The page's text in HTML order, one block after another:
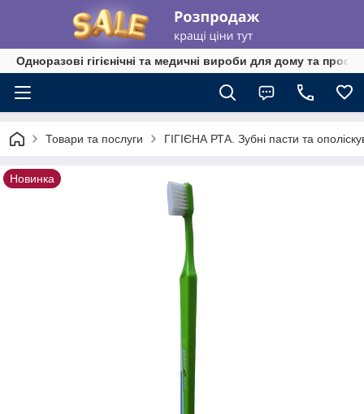
Одноразові гігієнічні та медичні вироби для дому та
Товари та послуги ГІГІЄНА РТА. Зубні пасти та
Новинка